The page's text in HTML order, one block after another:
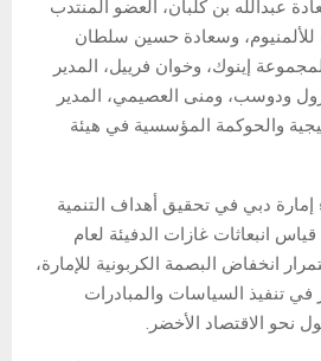
عبدالله بن كلبان، العضو المنتدب
للألمنيوم، وسعادة حسين سلطان
إينوك، وخوان فرييل، المدير
ودوسب، ومنى العصيمي، المدير
والحوكمة المؤسسية في هيئة
دبي في تحقيق أهداف التنمية
قياس انبعاثات غازات الدفيئة لعام
انخفاض البصمة الكربونية للإمارة،
في تنفيذ السياسات والمبادرات
نحو الاقتصاد الأخضر.